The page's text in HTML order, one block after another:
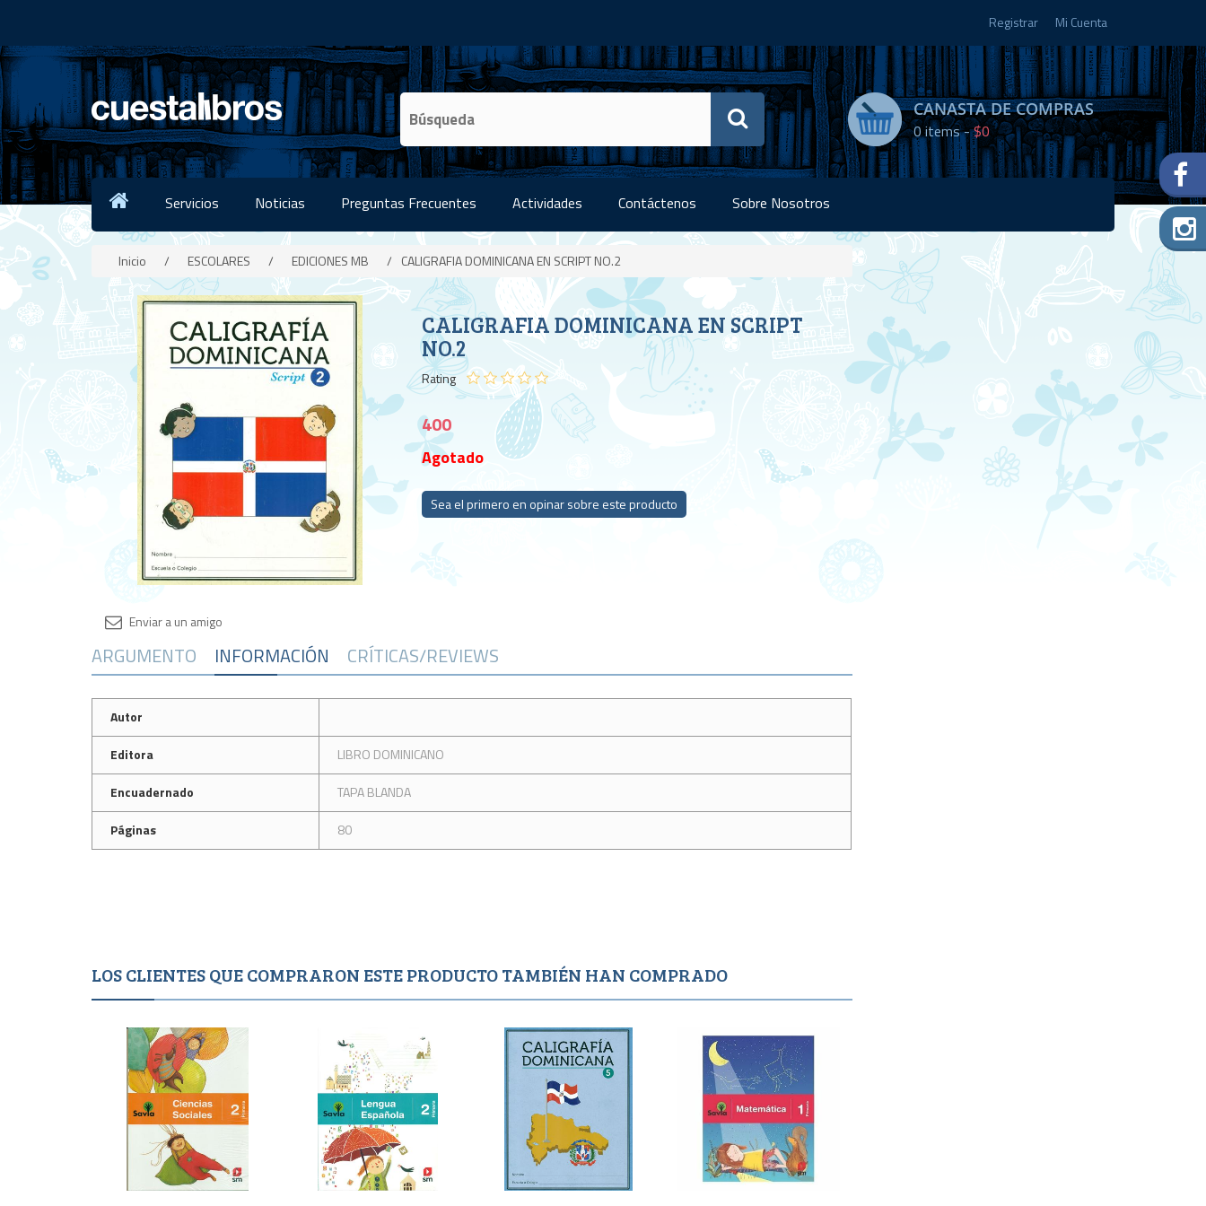
Registrar Mi Cuenta
CANASTA DE COMPRAS
0items -$0
Servicios Noticias Preguntas Frecuentes Actividades Contáctenos Sobre Nosotros
Inicio / ESCOLARES / EDICIONES MB / CALIGRAFIA DOMINICANA EN SCRIPT NO.2
CALIGRAFIA DOMINICANA EN SCRIPT
NO.2
Rating
Disponibilidad:
Agotado
400
Agotado
Sea el primero en opinar sobre este producto
ARGUMENTO INFORMACIÓN CRÍTICAS/REVIEWS
Autor
Editora
LIBRO DOMINICANO
Encuadernado
TAPA BLANDA
Páginas
80
LOS CLIENTES QUE COMPRARON ESTE PRODUCTO TAMBIÉN HAN COMPRADO
1,995
Agotado Agotado Agotado